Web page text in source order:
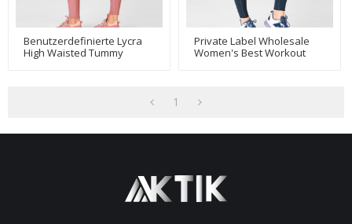
Benutzerdefinierte Lycra
High Waisted Tummy
Private Label Wholesale
Women's Best Workout
1